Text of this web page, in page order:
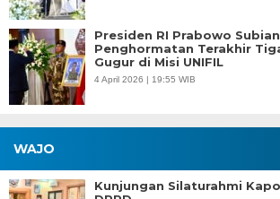
Presiden RI Prabowo
Penghormatan Terakhir
Gugur di Misi UNIFIL
4 April 2026 | 19:55 WIB
WAJO
Kunjungan Silaturahmi